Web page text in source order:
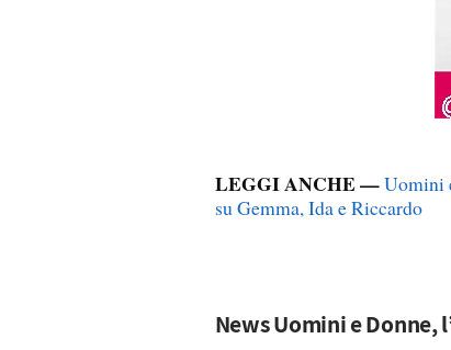
LEGGI ANCHE —Uomini
su Gemma, Ida e Riccardo
News Uomini e Donne,